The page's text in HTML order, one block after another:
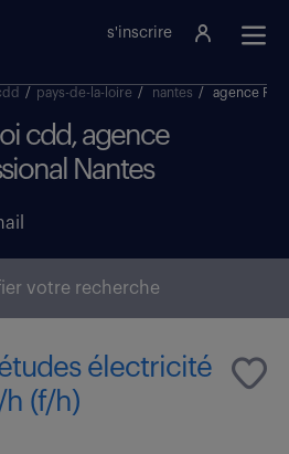
s'inscrire
/ pays-de-la-loire / nantes / agence
cdd, agence
Nantes
votre recherche
électricité
h (f/h)